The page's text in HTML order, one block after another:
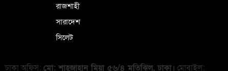
রাজশাহী
সারাদেশ
সিলেট
ঢাকা অফিস: মো: শাহ্জাহান মিয়া ৫৬/৪ মতিঝিল, ঢাকা। মোবাইল: